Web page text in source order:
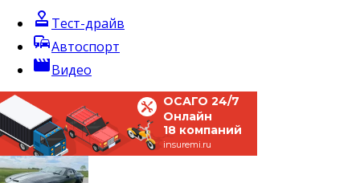
approval Тест-драйв
commuteАвтоспорт
movieВидео
ОСАГО 24/7
Онлайн
18 компаний
insuremi.ru